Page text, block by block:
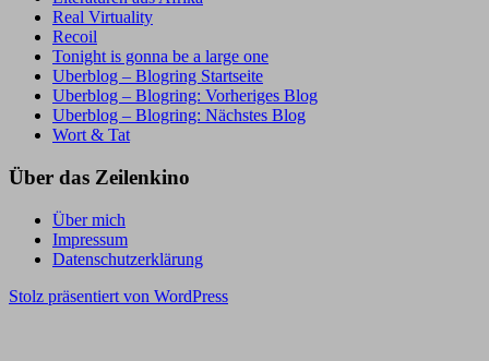
Real Virtuality
Recoil
Tonight is gonna be a large one
Uberblog – Blogring Startseite
Uberblog – Blogring: Vorheriges Blog
Uberblog – Blogring: Nächstes Blog
Wort & Tat
Über das Zeilenkino
Über mich
Impressum
Datenschutzerklärung
Stolz präsentiert von WordPress